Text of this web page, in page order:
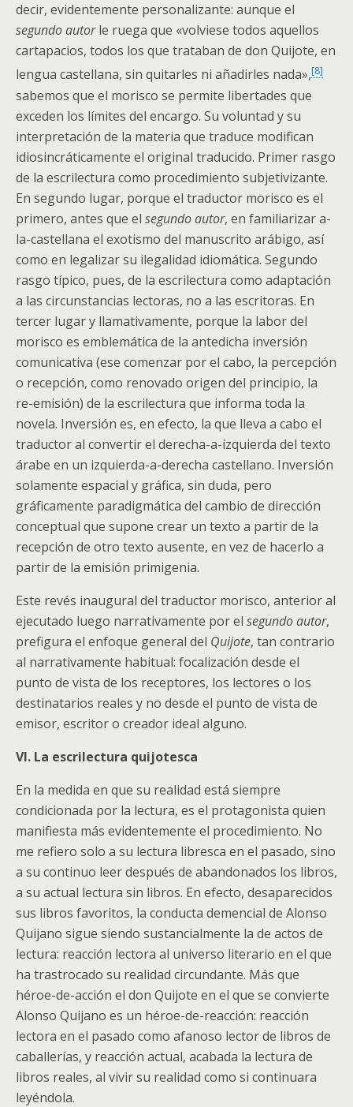
decir, evidentemente personalizante: aunque el
segundo autorle ruega que «volviese todos aquellos
cartapacios, todos los que trataban de don Quijote, en
lengua castellana, sin quitarles ni añadirles nada»,[8]
sabemos que el morisco se permite libertades que
exceden los límites del encargo. Su voluntad y su
interpretación de la materia que traduce modifican
idiosincráticamente el original traducido. Primer rasgo
de la escrilectura como procedimiento subjetivizante.
En segundo lugar, porque el traductor morisco es el
primero, antes que el segundo autor, en familiarizar a-
la-castellana el exotismo del manuscrito arábigo, así
como en legalizar su ilegalidad idiomática. Segundo
rasgo típico, pues, de la escrilectura como adaptación
a las circunstancias lectoras, no a las escritoras. En
tercer lugar y llamativamente, porque la labor del
morisco es emblemática de la antedicha inversión
comunicativa (ese comenzar por el cabo, la percepción
o recepción, como renovado origen del principio, la
re-emisión) de la escrilectura que informa toda la
novela. Inversión es, en efecto, la que lleva a cabo el
traductor al convertir el derecha-a-izquierda del texto
árabe en un izquierda-a-derecha castellano. Inversión
solamente espacial y gráfica, sin duda, pero
gráficamente paradigmática del cambio de dirección
conceptual que supone crear un texto a partir de la
recepción de otro texto ausente, en vez de hacerlo a
partir de la emisión primigenia.
Este revés inaugural del traductor morisco, anterior al
ejecutado luego narrativamente por el segundo autor,
prefigura el enfoque general del Quijote, tan contrario
al narrativamente habitual: focalización desde el
punto de vista de los receptores, los lectores o los
destinatarios reales y no desde el punto de vista de
emisor, escritor o creador ideal alguno.
VI. La escrilectura quijotesca
En la medida en que su realidad está siempre
condicionada por la lectura, es el protagonista quien
manifiesta más evidentemente el procedimiento. No
me refiero solo a su lectura libresca en el pasado, sino
a su continuo leer después de abandonados los libros,
a su actual lectura sin libros. En efecto, desaparecidos
sus libros favoritos, la conducta demencial de Alonso
Quijano sigue siendo sustancialmente la de actos de
lectura: reacción lectora al universo literario en el que
ha trastrocado su realidad circundante. Más que
héroe-de-acción el don Quijote en el que se convierte
Alonso Quijano es un héroe-de-reacción: reacción
lectora en el pasado como afanoso lector de libros de
caballerías, y reacción actual, acabada la lectura de
libros reales, al vivir su realidad como si continuara
leyéndola.